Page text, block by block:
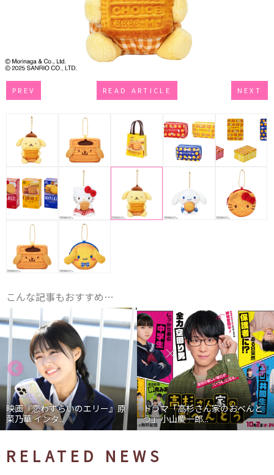
PREV READ ARTICLE NEXT
こんな記事もおすすめ…
映画『恋わずらいのエリー』原
菜乃華 インタ...
ドラマ「高杉さん家のおべんと
う」小山慶一郎...
RELATED NEWS